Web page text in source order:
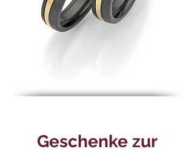
Geschenke zur